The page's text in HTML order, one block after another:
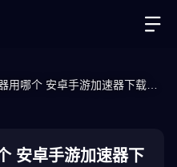
用哪个 安卓手游加速器下载分
安卓手游加速器下